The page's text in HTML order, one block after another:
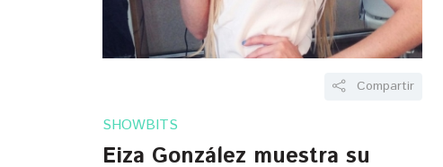
Compartir
SHOWBITS
Eiza González muestra su